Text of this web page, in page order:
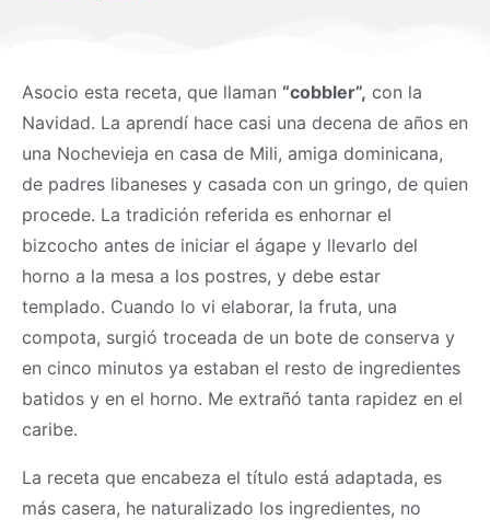
Asocio esta receta, que llaman “cobbler”, con la
Navidad. La aprendí hace casi una decena de años en
una Nochevieja en casa de Mili, amiga dominicana,
de padres libaneses y casada con un gringo, de quien
procede. La tradición referida es enhornar el
bizcocho antes de iniciar el ágape y llevarlo del
horno a la mesa a los postres, y debe estar
templado. Cuando lo vi elaborar, la fruta, una
compota, surgió troceada de un bote de conserva y
en cinco minutos ya estaban el resto de ingredientes
batidos y en el horno. Me extrañó tanta rapidez en el
caribe.
La receta que encabeza el título está adaptada, es
más casera, he naturalizado los ingredientes, no